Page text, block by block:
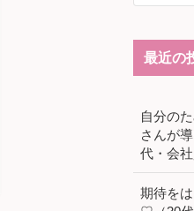
最近の
自分の
さんが
代・会社
期待を